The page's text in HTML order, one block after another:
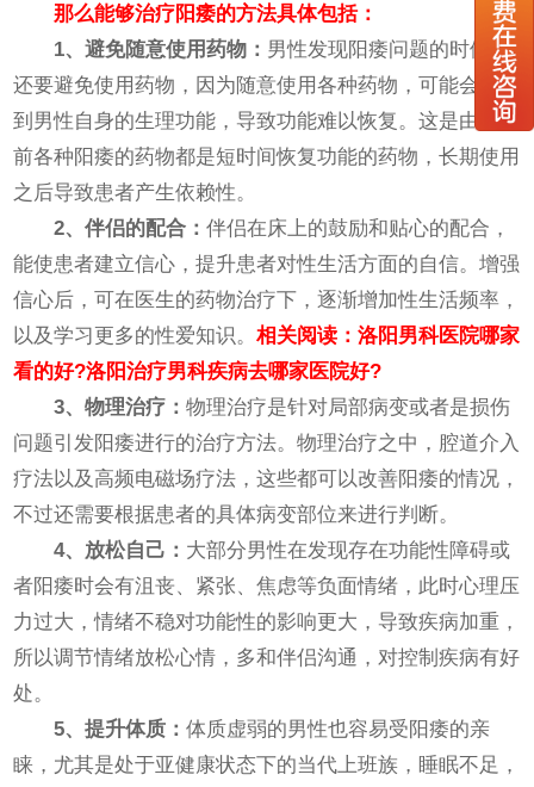
那么能够治疗阳痿的方法具体包括：
1、避免随意使用药物： 男性发现阳痿问题的时候，
还要避免使用药物，因为随意使用各种药物，可能会影响
到男性自身的生理功能，导致功能难以恢复。这是由于目
前各种阳痿的药物都是短时间恢复功能的药物，长期使用
之后导致患者产生依赖性。
2、伴侣的配合：伴侣在床上的鼓励和贴心的配合，
能使患者建立信心，提升患者对性生活方面的自信。增强
信心后，可在医生的药物治疗下，逐渐增加性生活频率，
以及学习更多的性爱知识。相关阅读：洛阳男科医院哪家
看的好?洛阳治疗男科疾病去哪家医院好?
3、物理治疗：物理治疗是针对局部病变或者是损伤
问题引发阳痿进行的治疗方法。物理治疗之中，腔道介入
疗法以及高频电磁场疗法，这些都可以改善阳痿的情况，
不过还需要根据患者的具体病变部位来进行判断。
4、放松自己： 大部分男性在发现存在功能性障碍或
者阳痿时会有沮丧、紧张、焦虑等负面情绪，此时心理压
力过大，情绪不稳对功能性的影响更大，导致疾病加重，
所以调节情绪放松心情，多和伴侣沟通，对控制疾病有好
处。
5、提升体质：体质虚弱的男性也容易受阳痿的亲
睐，尤其是处于亚健康状态下的当代上班族，睡眠不足，